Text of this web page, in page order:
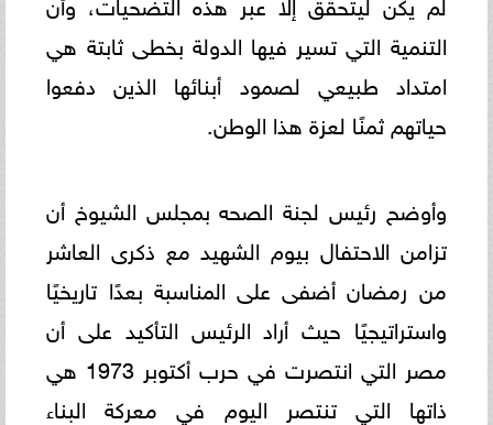
التنمية التي تسير فيها الدولة بخطى ثابتة هي
امتداد طبيعي لصمود أبنائها الذين دفعوا
حياتهم ثمنًا لعزة هذا الوطن.
وأوضح رئيس لجنة الصحه بمجلس الشيوخ أن
تزامن الاحتفال بيوم الشهيد مع ذكرى العاشر
من رمضان أضفى على المناسبة بعدًا تاريخيًا
واستراتيجيًا حيث أراد الرئيس التأكيد على أن
مصر التي انتصرت في حرب أكتوبر 1973 هي
ذاتها التي تنتصر اليوم في معركة البناء